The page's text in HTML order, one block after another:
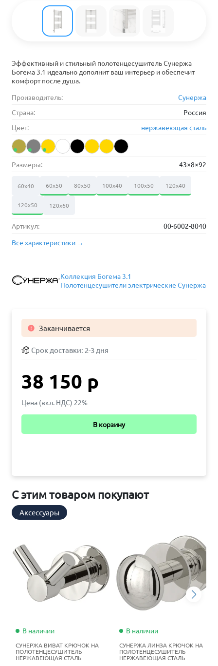
Эффективный и стильный полотенцесушитель Сунержа
Богема 3.1 идеально дополнит ваш интерьер и обеспечит
комфорт после душа.
Производитель:
Сунержа
Страна:
Россия
Цвет:
нержавеющая сталь
Размеры: 43×8×92
60х40 60х50 80х50 100х40 100х50 120х40
120х50 120х60
Артикул:
00-6002-8040
Все характеристики →
Коллекция Богема 3.1
Полотенцесушители электрические Сунержа
 Заканчивается
Срок доставки: 2-3 дня
38 150 р
Цена (вкл. НДС) 22%
В корзину
С этим товаром покупают
Аксессуары
В наличии
СУНЕРЖА ВИВАТ КРЮЧОК НА
ПОЛОТЕНЦЕСУШИТЕЛЬ
НЕРЖАВЕЮЩАЯ СТАЛЬ
В наличии
СУНЕРЖА ЛИНЗА КРЮЧОК НА
ПОЛОТЕНЦЕСУШИТЕЛЬ
НЕРЖАВЕЮЩАЯ СТАЛЬ